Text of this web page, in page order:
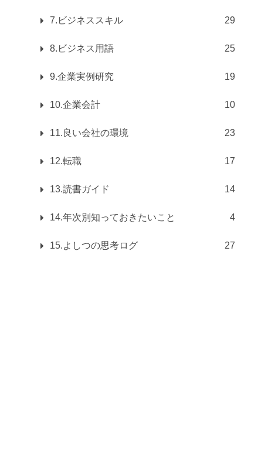
7.ビジネススキル 29
8.ビジネス用語 25
9.企業実例研究 19
10.企業会計 10
11.良い会社の環境 23
12.転職 17
13.読書ガイド 14
14.年次別知っておきたいこと 4
15.よしつの思考ログ 27